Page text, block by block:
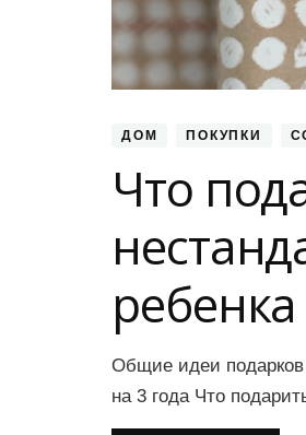
ДОМ ПОКУПКИ
Что
Общие идеи подарков
на 3 года Что